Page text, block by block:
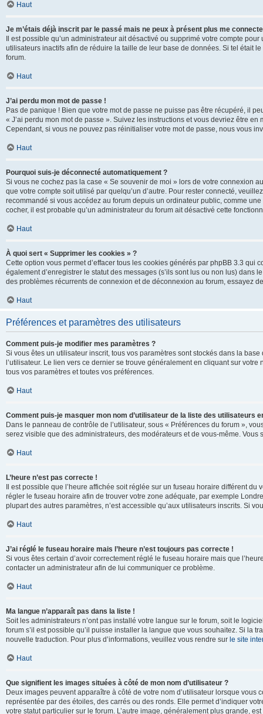
Haut
Je m’étais déjà inscrit par le passé mais ne peux à présent plus me
Il est possible qu’un administrateur ait désactivé ou supprimé votre compte
utilisateurs inactifs afin de réduire la taille de leur base de données. Si tel était
forum.
Haut
J’ai perdu mon mot de passe !
Pas de panique ! Bien que votre mot de passe ne puisse pas être récupéré, il
« J’ai perdu mon mot de passe ». Suivez les instructions et vous devriez être
Cependant, si vous ne pouvez pas réinitialiser votre mot de passe, nous vous
Haut
Pourquoi suis-je déconnecté automatiquement ?
Si vous ne cochez pas la case « Se souvenir de moi » lors de votre connexion
que votre compte soit utilisé par quelqu’un d’autre. Pour rester connecté,
recommandé si vous accédez au forum depuis un ordinateur public, comme
cocher, il est probable qu’un administrateur du forum ait désactivé cette
Haut
À quoi sert « Supprimer les cookies » ?
Cette option vous permet d’effacer tous les cookies générés par phpBB 3.3
également d’enregistrer le statut des messages (s’ils sont lus ou non lus)
des problèmes récurrents de connexion et de déconnexion au forum, essayez
Haut
Préférences et paramètres des utilisateurs
Comment puis-je modifier mes paramètres ?
Si vous êtes un utilisateur inscrit, tous vos paramètres sont stockés dans la
l’utilisateur. Le lien vers ce dernier se trouve généralement en cliquant sur
tous vos paramètres et toutes vos préférences.
Haut
Comment puis-je masquer mon nom d’utilisateur de la liste des utilisateurs
Dans le panneau de contrôle de l’utilisateur, sous « Préférences du forum »,
serez visible que des administrateurs, des modérateurs et de vous-même.
Haut
L’heure n’est pas correcte !
Il est possible que l’heure affichée soit réglée sur un fuseau horaire différent
régler le fuseau horaire afin de trouver votre zone adéquate, par exemple
plupart des autres paramètres, n’est accessible qu’aux utilisateurs inscrits. Si
Haut
J’ai réglé le fuseau horaire mais l’heure n’est toujours pas correcte !
Si vous êtes certain d’avoir correctement réglé le fuseau horaire mais que
contacter un administrateur afin de lui communiquer ce problème.
Haut
Ma langue n’apparaît pas dans la liste !
Soit les administrateurs n’ont pas installé votre langue sur le forum, soit le
forum s’il est possible qu’il puisse installer la langue que vous souhaitez. Si la
nouvelle traduction. Pour plus d’informations, veuillez vous rendre sur le site
Haut
Que signifient les images situées à côté de mon nom d’utilisateur ?
Deux images peuvent apparaître à côté de votre nom d’utilisateur lorsque
représentée par des étoiles, des carrés ou des ronds. Elle permet d’indiquer
votre statut particulier sur le forum. L’autre image, généralement plus grande,